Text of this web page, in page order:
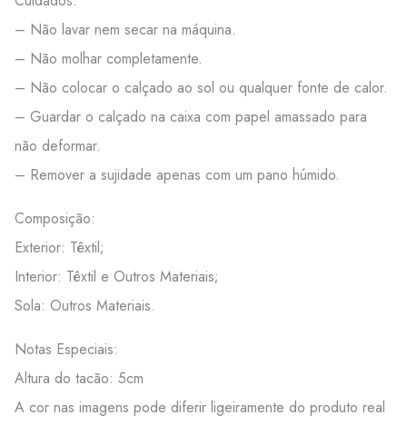
– Não lavar nem secar na máquina.
– Não molhar completamente.
– Não colocar o calçado ao sol ou qualquer fonte de calor.
– Guardar o calçado na caixa com papel amassado para
não deformar.
– Remover a sujidade apenas com um pano húmido.
Composição:
Exterior: Têxtil;
Interior: Têxtil e Outros Materiais;
Sola: Outros Materiais.
Notas Especiais:
Altura do tacão: 5cm
A cor nas imagens pode diferir ligeiramente do produto real